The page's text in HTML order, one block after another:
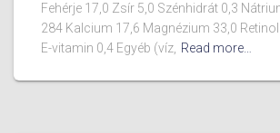
Fehérje 17,0 Zsír 5,0 Szénhidrát 0,3
284 Kalcium 17,6 Magnézium 33,0
E-vitamin 0,4 Egyéb (víz, Read more…